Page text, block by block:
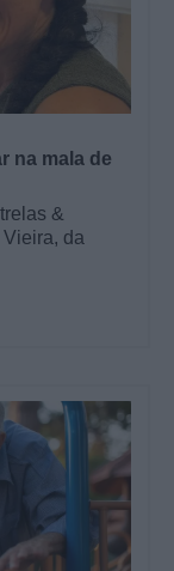
na mala de
&
da